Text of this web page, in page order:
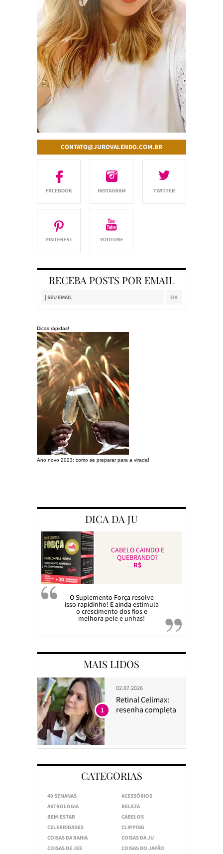
CONTATO@JUROVALENDO.COM.BR
RECEBA POSTS POR EMAIL
Dicas rápidas!
Ano novo 2023: como se preparar para a virada!
DICA DA JU
CABELO CAINDO E
QUEBRANDO?
R$
O Suplemento Força resolve
isso rapidinho! E ainda estimula
o crescimento dos fios e
melhora pele e unhas!
MAIS LIDOS
02.07.2026
Retinal Celimax:
resenha completa
1
CATEGORIAS
40 SEMANAS
ACESSÓRIOS
ASTROLOGIA
BELEZA
BEM-ESTAR
CABELOS
CELEBRIDADES
CLIPPING
COISAS DA BAHIA
COISAS DA JU
COISAS DE JEE
COISAS DO JAPÃO